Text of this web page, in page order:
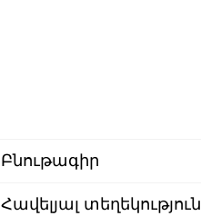
Բնութագիր
Հավելյալ տեղեկություն